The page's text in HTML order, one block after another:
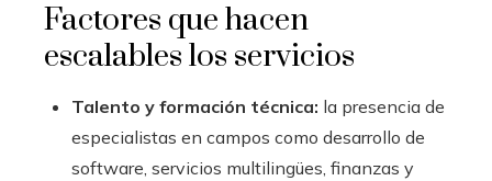
Factores que hacen
escalables los servicios
Talento y formación técnica: la presencia de
especialistas en campos como desarrollo de
software, servicios multilingües, finanzas y